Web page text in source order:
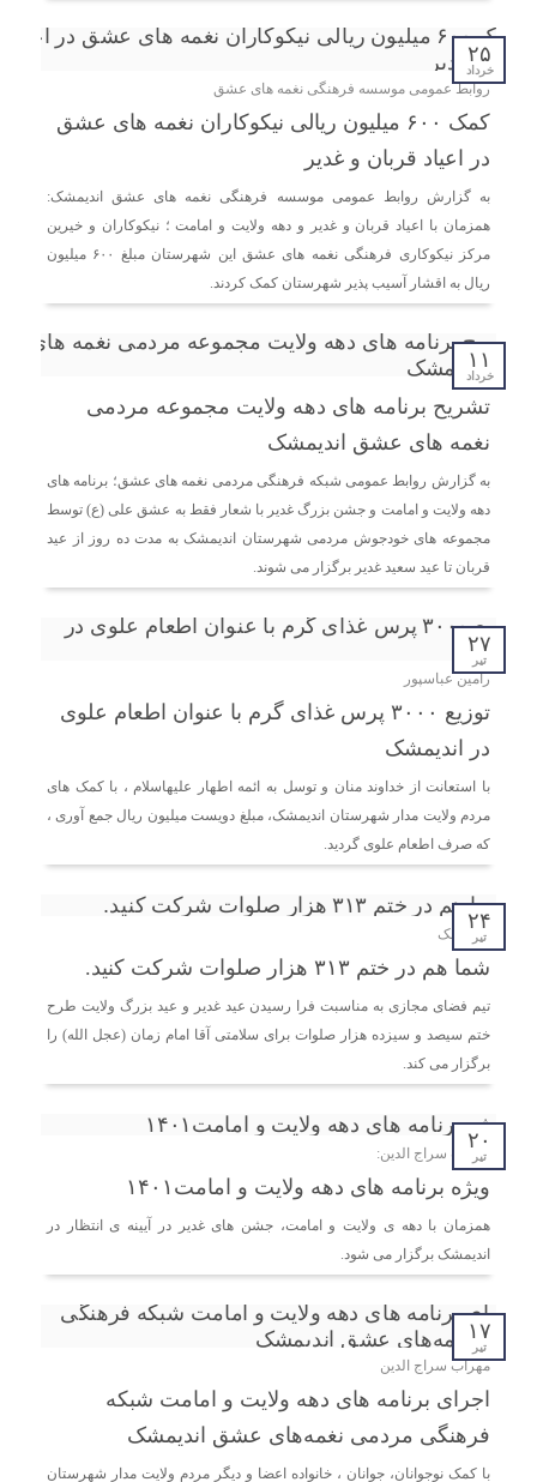
مراسم دورهمی خانوادگی با عنوان کافه شادی مهدوی به
مناسبت نیمه شعبان و دهه فجر و هفته ی جوان در اندیمشک
مراسم جشن ولادت امام زمان (عج) و جشن فجر انقلاب
اسلامی و هفته ی جوان در اندیمشک برگزار شد.
تشریح برنامه های دهه مهدویت شبکه فرهنگی مردمی نغمه
های عشق اندیمشک
۲۵
خرداد
روابط عمومی موسسه فرهنگی نغمه های عشق
کمک ۶۰۰ میلیون ریالی نیکوکاران نغمه های عشق
در اعیاد قربان و غدیر
به گزارش روابط عمومی موسسه فرهنگی نغمه های عشق اندیمشک:
همزمان با اعیاد قربان و غدیر و دهه ولایت و امامت ؛ نیکوکاران و خیرین
مرکز نیکوکاری فرهنگی نغمه های عشق این شهرستان مبلغ ۶۰۰ میلیون
ریال به اقشار آسیب پذیر شهرستان کمک کردند.
۱۱
خرداد
تشریح برنامه های دهه ولایت مجموعه مردمی
نغمه های عشق اندیمشک
به گزارش روابط عمومی شبکه فرهنگی مردمی نغمه های عشق؛ برنامه های
دهه ولایت و امامت و جشن بزرگ غدیر با شعار فقط به عشق علی (ع) توسط
مجموعه های خودجوش مردمی شهرستان اندیمشک به مدت ده روز از عید
قربان تا عید سعید غدیر برگزار می شوند.
۲۷
تیر
رامین عباسپور
توزیع ۳۰۰۰ پرس غذای گرم با عنوان اطعام علوی
در اندیمشک
با استعانت از خداوند منان و توسل به ائمه اطهار علیهاسلام ، با کمک های
مردم ولایت مدار شهرستان اندیمشک، مبلغ دویست میلیون ریال جمع آوری ،
که صرف اطعام علوی گردید.
۲۴
تیر
اندیمشک
شما هم در ختم ۳۱۳ هزار صلوات شرکت کنید.
تیم فضای مجازی به مناسبت فرا رسیدن عید غدیر و عید بزرگ ولایت طرح
ختم سیصد و سیزده هزار صلوات برای سلامتی آقا امام زمان (عجل الله) را
برگزار می کند.
۲۰
تیر
مهراب سراج الدین:
ویژه برنامه های دهه ولایت و امامت۱۴۰۱
همزمان با دهه ی ولایت و امامت، جشن های غدیر در آیینه ی انتظار در
اندیمشک برگزار می شود.
۱۷
تیر
مهراب سراج الدین
اجرای برنامه های دهه ولایت و امامت شبکه‌
فرهنگی مردمی نغمه‌های عشق اندیمشک
با کمک نوجوانان، جوانان ، خانواده اعضا و ديگر مردم ولایت مدار شهرستان